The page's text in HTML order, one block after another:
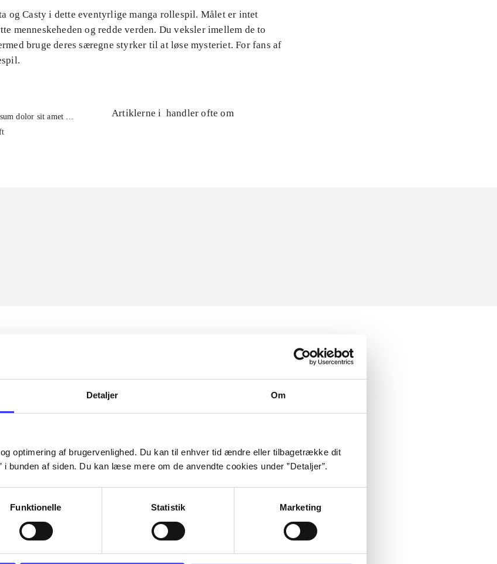
Detaljer Om
optimering af brugervenlighed. Du kan til enhver tid ændre eller tilbagetrække dit
bunden af siden. Du kan læse mere om de anvendte cookies under ”Detaljer”.
Funktionelle Statistik Marketing
og Casty i dette eventyrlige manga rollespil. Målet er intet
menneskeheden og redde verden. Du veksler imellem de to
bruge deres særegne styrker til at løse mysteriet. For fans af
dolor sit amet ...
Artiklerne i handler ofte om